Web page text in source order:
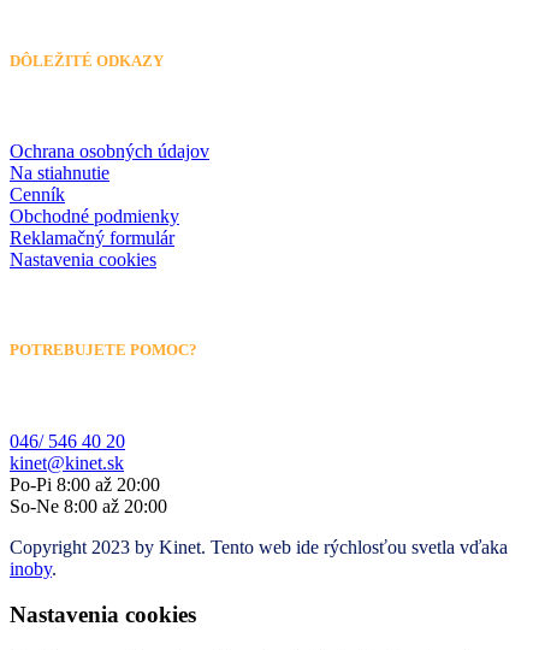
DÔLEŽITÉ ODKAZY
Ochrana osobných údajov
Na stiahnutie
Cenník
Obchodné podmienky
Reklamačný formulár
Nastavenia cookies
POTREBUJETE POMOC?
046/ 546 40 20
kinet@kinet.sk
Po-Pi 8:00 až 20:00
So-Ne 8:00 až 20:00
Copyright 2023 by Kinet. Tento web ide rýchlosťou svetla vďaka
inoby.
Nastavenia cookies